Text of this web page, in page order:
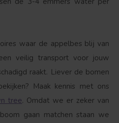
waar de appelbes blij van
veilig transport voor jouw
raakt. Liever de bomen
Maak kennis met ons
tree. Omdat we er zeker van
gaan matchen staan we